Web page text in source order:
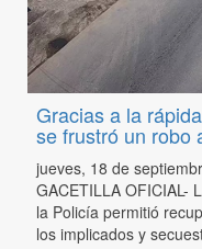
Gracias a la
se frustró un robo
jueves, 18 de
GACETILLA OFICIAL-
la Policía permitió
los implicados y